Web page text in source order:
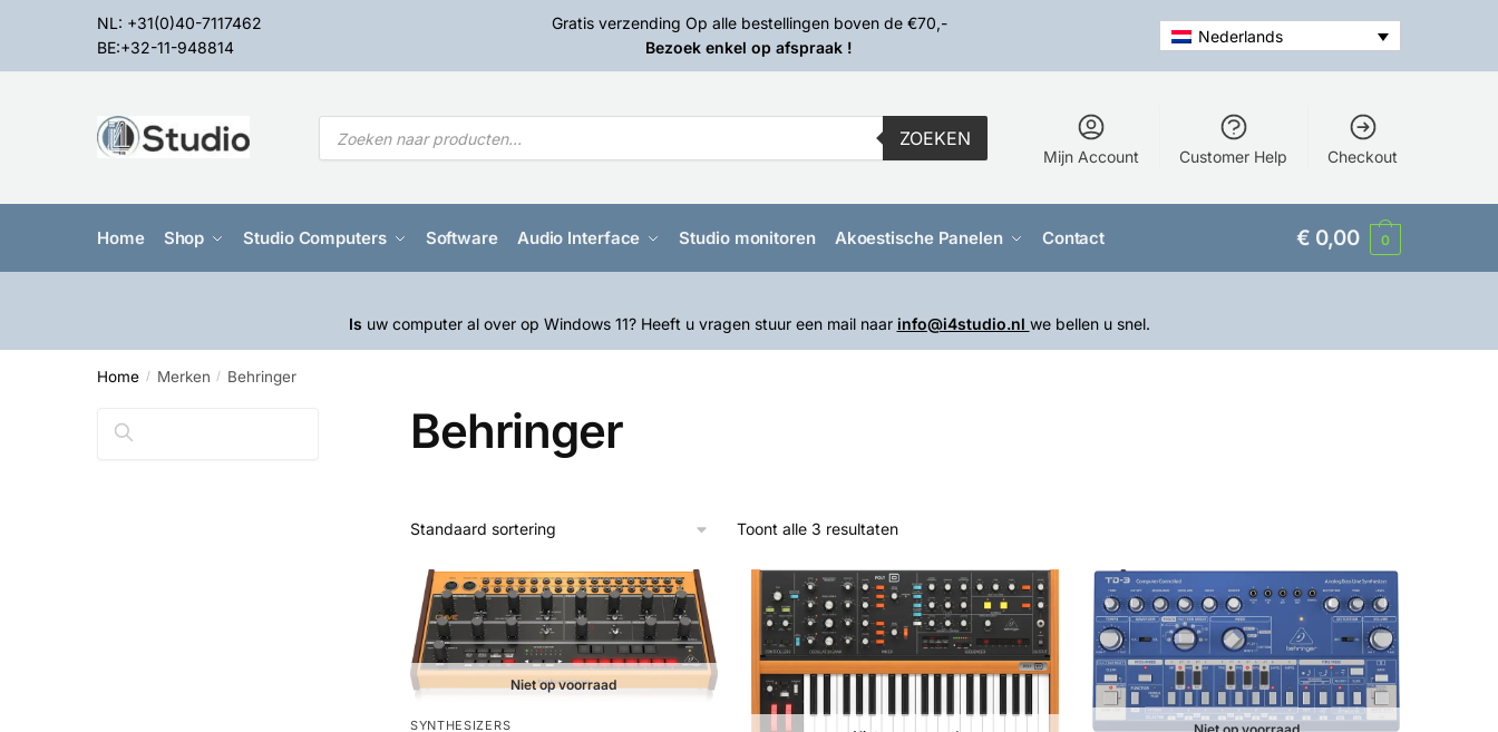
NL: +31(0)40-7117462
BE:+32-11-948814
Gratis verzending Op alle bestellingen boven de €70,-
Bezoek enkel op afspraak !
Nederlands
ZOEKEN
Mijn Account Customer Help Checkout
Home Shop Studio Computers Software Audio Interface Studio monitoren Akoestische Panelen Contact € 0,00 0
Is uw computer al over op Windows 11? Heeft u vragen stuur een mail naar info@i4studio.nl we bellen u snel.
Home / Merken / Behringer
Behringer
Toont alle 3 resultaten
Niet op voorraad
SYNTHESIZERS
Zoeken